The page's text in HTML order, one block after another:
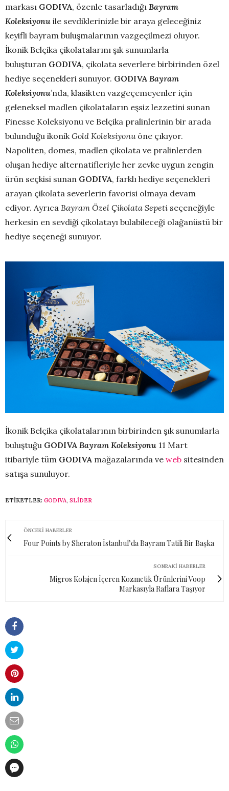
markası GODIVA, özenle tasarladığı Bayram
Koleksiyonu ile sevdiklerinizle bir araya geleceğiniz
keyifli bayram buluşmalarının vazgeçilmezi oluyor.
İkonik Belçika çikolatalarını şık sunumlarla
buluşturan GODIVA, çikolata severlere birbirinden özel
hediye seçenekleri sunuyor. GODIVA Bayram
Koleksiyonu’nda, klasikten vazgeçemeyenler için
geleneksel madlen çikolataların eşsiz lezzetini sunan
Finesse Koleksiyonu ve Belçika pralinlerinin bir arada
bulunduğu ikonik Gold Koleksiyonuöne çıkıyor.
Napoliten, domes, madlen çikolata ve pralinlerden
oluşan hediye alternatifleriyle her zevke uygun zengin
ürün seçkisi sunan GODIVA, farklı hediye seçenekleri
arayan çikolata severlerin favorisi olmaya devam
ediyor. Ayrıca Bayram Özel Çikolata Sepeti seçeneğiyle
herkesin en sevdiği çikolatayı bulabileceği olağanüstü bir
hediye seçeneği sunuyor.
İkonik Belçika çikolatalarının birbirinden şık sunumlarla
buluştuğu GODIVA Bayram Koleksiyonu 11 Mart
itibariyle tüm GODIVA mağazalarında ve web sitesinden
satışa sunuluyor.
ETIKETLER: GODIVA, SLİDER
ÖNCEKI HABERLER
Four Points by Sheraton İstanbul’da Bayram Tatili Bir Başka
SONRAKI HABERLER
Migros Kolajen İçeren Kozmetik Ürünlerini Voop
Markasıyla Raflara Taşıyor